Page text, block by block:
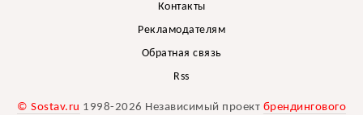
Контакты
Рекламодателям
Обратная связь
Rss
© Sostav.ru 1998-2026 Независимый проект брендингового